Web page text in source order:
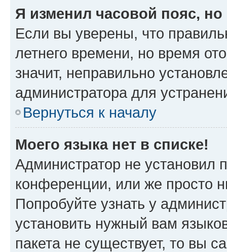
Я изменил часовой пояс,
Если вы уверены, что
летнего времени, но время
значит, неправильно
администратора для
Вернуться к началу
Моего языка нет в списке!
Администратор не установил
конференции, или же просто
Попробуйте узнать у
установить нужный вам
пакета не существует, то вы